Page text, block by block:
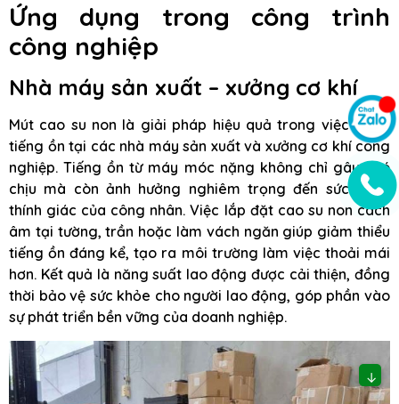
Ứng dụng trong công trình
công nghiệp
Nhà máy sản xuất – xưởng cơ khí
Mút cao su non là giải pháp hiệu quả trong việc giảm
tiếng ồn tại các nhà máy sản xuất và xưởng cơ khí công
nghiệp. Tiếng ồn từ máy móc nặng không chỉ gây khó
chịu mà còn ảnh hưởng nghiêm trọng đến sức khỏe
thính giác của công nhân. Việc lắp đặt cao su non cách
âm tại tường, trần hoặc làm vách ngăn giúp giảm thiểu
tiếng ồn đáng kể, tạo ra môi trường làm việc thoải mái
hơn. Kết quả là năng suất lao động được cải thiện, đồng
thời bảo vệ sức khỏe cho người lao động, góp phần vào
sự phát triển bền vững của doanh nghiệp.
↓